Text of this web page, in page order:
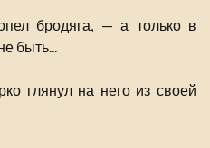
бродяга, — а только в
быть...
глянул на него из своей